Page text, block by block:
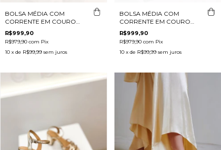
BOLSA MÉDIA COM
CORRENTE EM COURO
METALIZADO PRATA
R$999,90
R$979,90 com Pix
10 x de R$99,99 sem juros
BOLSA MÉDIA COM
CORRENTE EM COURO
PRETO
R$999,90
R$979,90 com Pix
10 x de R$99,99 sem juros